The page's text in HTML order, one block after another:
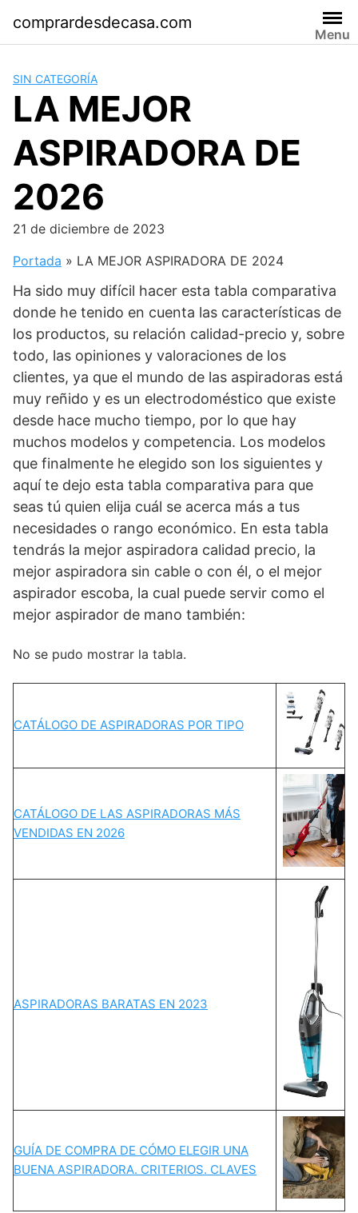
contenido
comprardesdecasa.com
Menu
SIN CATEGORÍA
LA MEJOR
ASPIRADORA DE
2026
21 de diciembre de 2023
Portada » LA MEJOR ASPIRADORA DE 2024
Ha sido muy difícil hacer esta tabla comparativa
donde he tenido en cuenta las características de
los productos, su relación calidad-precio y, sobre
todo, las opiniones y valoraciones de los
clientes, ya que el mundo de las aspiradoras está
muy reñido y es un electrodoméstico que existe
desde hace mucho tiempo, por lo que hay
muchos modelos y competencia. Los modelos
que finalmente he elegido son los siguientes y
aquí te dejo esta tabla comparativa para que
seas tú quien elija cuál se acerca más a tus
necesidades o rango económico. En esta tabla
tendrás la mejor aspiradora calidad precio, la
mejor aspiradora sin cable o con él, o el mejor
aspirador escoba, la cual puede servir como el
mejor aspirador de mano también:
No se pudo mostrar la tabla.
CATÁLOGO DE ASPIRADORAS POR TIPO
CATÁLOGO DE LAS ASPIRADORAS MÁS
VENDIDAS EN 2026
ASPIRADORAS BARATAS EN 2023
GUÍA DE COMPRA DE CÓMO ELEGIR UNA
BUENA ASPIRADORA. CRITERIOS. CLAVES